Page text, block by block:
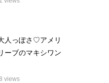
人っぽさ♡アメリ
ーブのマキシワン
views